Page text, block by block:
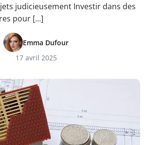
judicieusement Investir dans des
pour […]
Emma Dufour
17 avril 2025